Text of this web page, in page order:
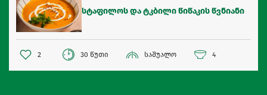
სტაფილოს და ტკბილი წიწაკის წვნიანი
2 30 წუთი საშუალო 4